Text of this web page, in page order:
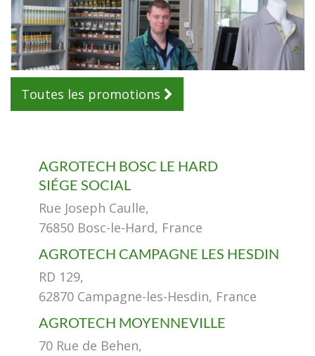
Toutes les promotions
AGROTECH BOSC LE HARD
SIÉGE SOCIAL
Rue Joseph Caulle,
76850 Bosc-le-Hard, France
AGROTECH CAMPAGNE LES HESDIN
RD 129,
62870 Campagne-les-Hesdin, France
AGROTECH MOYENNEVILLE
70 Rue de Behen,